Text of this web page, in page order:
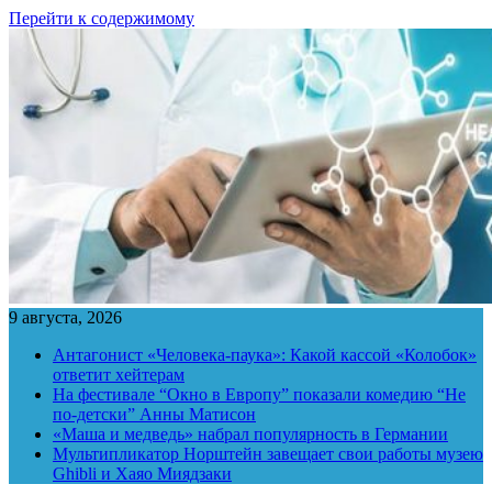
Перейти к содержимому
9 августа, 2026
Антагонист «Человека-паука»: Какой кассой «Колобок»
ответит хейтерам
На фестивале “Окно в Европу” показали комедию “Не
по-детски” Анны Матисон
«Маша и медведь» набрал популярность в Германии
Мультипликатор Норштейн завещает свои работы музею
Ghibli и Хаяо Миядзаки